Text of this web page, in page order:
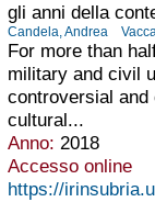
gli anni della
Candela, Andrea
For more than
military and civil
controversial
cultural...
Anno: 2018
Accesso online
https://